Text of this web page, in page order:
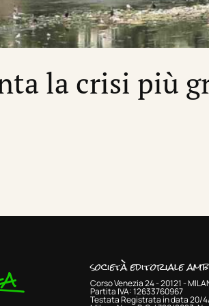
la crisi più
società editoriale
Corso Venezia 24 - 20121 -
Partita IVA: 12633760967
Testata Registrata in data 20/